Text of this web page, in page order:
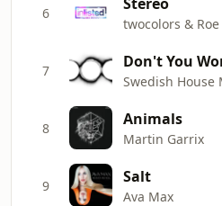
6
twocolors &
7
Swedish House
8 Animals
Martin Garrix
9 Salt
Ava Max